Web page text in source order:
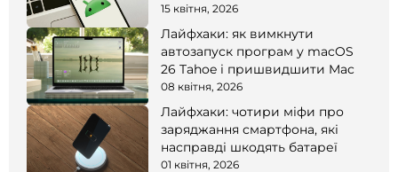
15 квітня, 2026
Лайфхаки: як вимкнути
автозапуск програм у macOS
26 Tahoe і пришвидшити Mac
08 квітня, 2026
Лайфхаки: чотири міфи про
заряджання смартфона, які
насправді шкодять батареї
01 квітня, 2026